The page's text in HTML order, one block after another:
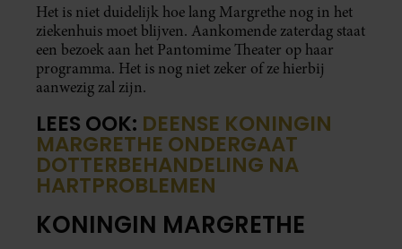
Het is niet duidelijk hoe lang Margrethe nog in het
ziekenhuis moet blijven. Aankomende zaterdag staat
een bezoek aan het Pantomime Theater op haar
programma. Het is nog niet zeker of ze hierbij
aanwezig zal zijn.
LEES OOK: DEENSE KONINGIN
MARGRETHE ONDERGAAT
DOTTERBEHANDELING NA
HARTPROBLEMEN
KONINGIN MARGRETHE